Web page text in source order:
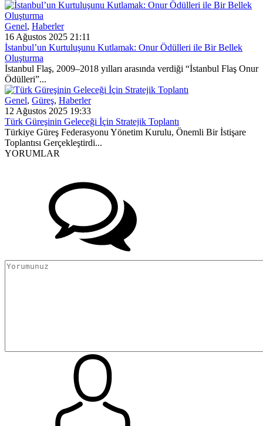
Genel, Haberler
16 Ağustos 2025 21:11
İstanbul’un Kurtuluşunu Kutlamak: Onur Ödülleri ile Bir Bellek
Oluşturma
İstanbul Flaş, 2009–2018 yılları arasında verdiği “İstanbul Flaş Onur
Ödülleri”...
Genel, Güreş, Haberler
12 Ağustos 2025 19:33
Türk Güreşinin Geleceği İçin Stratejik Toplantı
Türkiye Güreş Federasyonu Yönetim Kurulu, Önemli Bir İstişare
Toplantısı Gerçekleştirdi...
YORUMLAR